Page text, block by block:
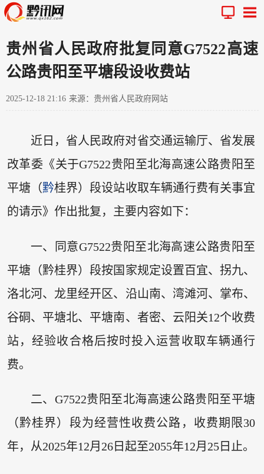
贵州省人民政府批复同意G7522高速
公路贵阳至平塘段设收费站
2025-12-18 21:16 来源：贵州省人民政府网站
近日，省人民政府对省交通运输厅、省发展
改革委《关于G7522贵阳至北海高速公路贵阳至
平塘（黔桂界）段设站收取车辆通行费有关事宜
的请示》作出批复，主要内容如下：
一、同意G7522贵阳至北海高速公路贵阳至
平塘（黔桂界）段按国家规定设置百宜、拐九、
洛北河、龙里经开区、沿山南、湾滩河、掌布、
谷硐、平塘北、平塘南、者密、云阳关12个收费
站，经验收合格后按时投入运营收取车辆通行
费。
二、G7522贵阳至北海高速公路贵阳至平塘
（黔桂界）段为经营性收费公路，收费期限30
年，从2025年12月26日起至2055年12月25日止。